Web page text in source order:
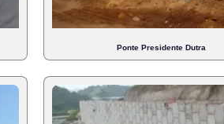
Ponte Presidente Dutra